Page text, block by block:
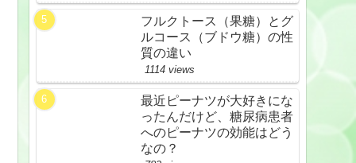
フルクトース（果糖）とグ
ルコース（ブドウ糖）の性
質の違い
1114 views
最近ピーナツが大好きにな
ったんだけど、糖尿病患者
へのピーナツの効能はどう
なの？